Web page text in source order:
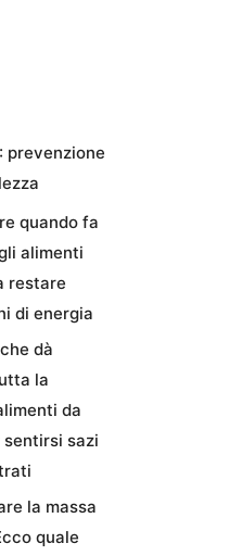
prevenzione
quando fa
alimenti
restare
di energia
dà
la
da
sazi
la massa
quale